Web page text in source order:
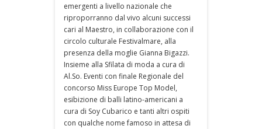
emergenti a livello nazionale che
riproporranno dal vivo alcuni successi
cari al Maestro, in collaborazione con il
circolo culturale Festivalmare, alla
presenza della moglie Gianna Bigazzi.
Insieme alla Sfilata di moda a cura di
Al.So. Eventi con finale Regionale del
concorso Miss Europe Top Model,
esibizione di balli latino-americani a
cura di Soy Cubarico e tanti altri ospiti
con qualche nome famoso in attesa di